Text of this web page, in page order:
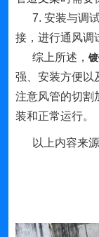
7. 安装与调
接，进行通风调
综上所述，
强、安装方便以
注意风管的切割
装和正常运行。
以上内容来源